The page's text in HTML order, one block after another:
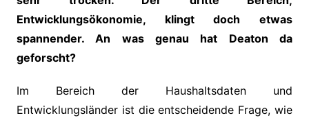
Entwicklungsökonomie, klingt doch etwas
spannender. An was genau hat Deaton da
geforscht?
Im Bereich der Haushaltsdaten und
Entwicklungsländer ist die entscheidende Frage, wie